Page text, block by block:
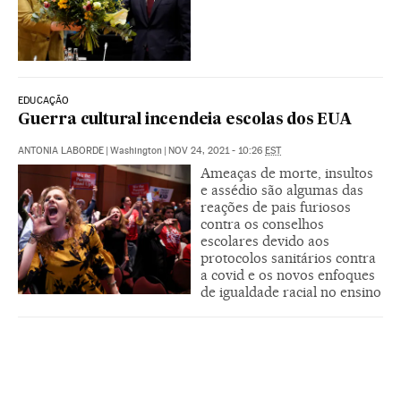
EDUCAÇÃO
Guerra cultural incendeia escolas dos EUA
ANTONIA LABORDE | Washington | NOV 24, 2021 - 10:26 EST
Ameaças de morte, insultos
e assédio são algumas das
reações de pais furiosos
contra os conselhos
escolares devido aos
protocolos sanitários contra
a covid e os novos enfoques
de igualdade racial no ensino